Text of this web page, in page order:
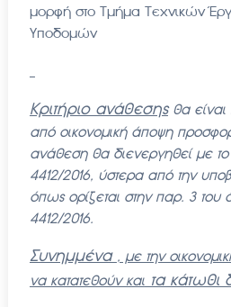
μορφή στο Τμήμα Τεχνικών
Υποδομών
Κριτήριο ανάθεσης θα
από οικονομική άποψη
ανάθεση θα διενεργηθεί με το
4412/2016, ύστερα από την
όπως ορίζεται στην παρ. 3 του
4412/2016.
Συνημμένα , με την
να κατατεθούν καιτα κάτωθι